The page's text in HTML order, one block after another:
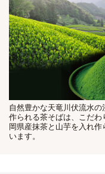
自然豊かな天竜川伏流水の
作られる茶そばは、こだわ
岡県産抹茶と山芋を入れ作
います。